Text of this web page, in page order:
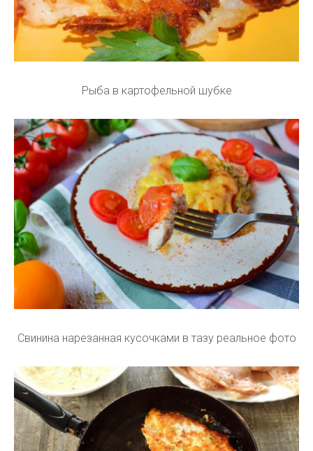
Рыба в картофельной шубке
Свинина нарезанная кусочками в тазу реальное фото